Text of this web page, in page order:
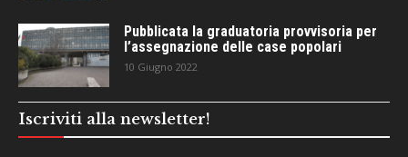
Pubblicata la graduatoria provvisoria per
l’assegnazione delle case popolari
10 Giugno 2022
Iscriviti alla newsletter!